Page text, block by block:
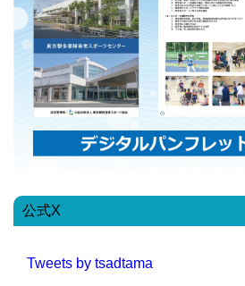
公式X
Tweets by tsadtama